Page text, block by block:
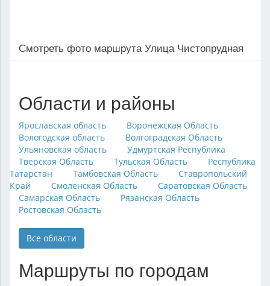
Смотреть фото маршрута Улица Чистопрудная
Области и районы
Ярославская область
Воронежская Область
Вологодская область
Волгоградская Область
Ульяновская область
Удмуртская Республика
Тверская Область
Тульская Область
Республика
Татарстан
Тамбовская Область
Ставропольский
Край
Смоленская Область
Саратовская Область
Самарская Область
Рязанская Область
Ростовская Область
Все области
Маршруты по городам